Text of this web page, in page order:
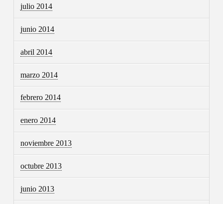
julio 2014
junio 2014
abril 2014
marzo 2014
febrero 2014
enero 2014
noviembre 2013
octubre 2013
junio 2013